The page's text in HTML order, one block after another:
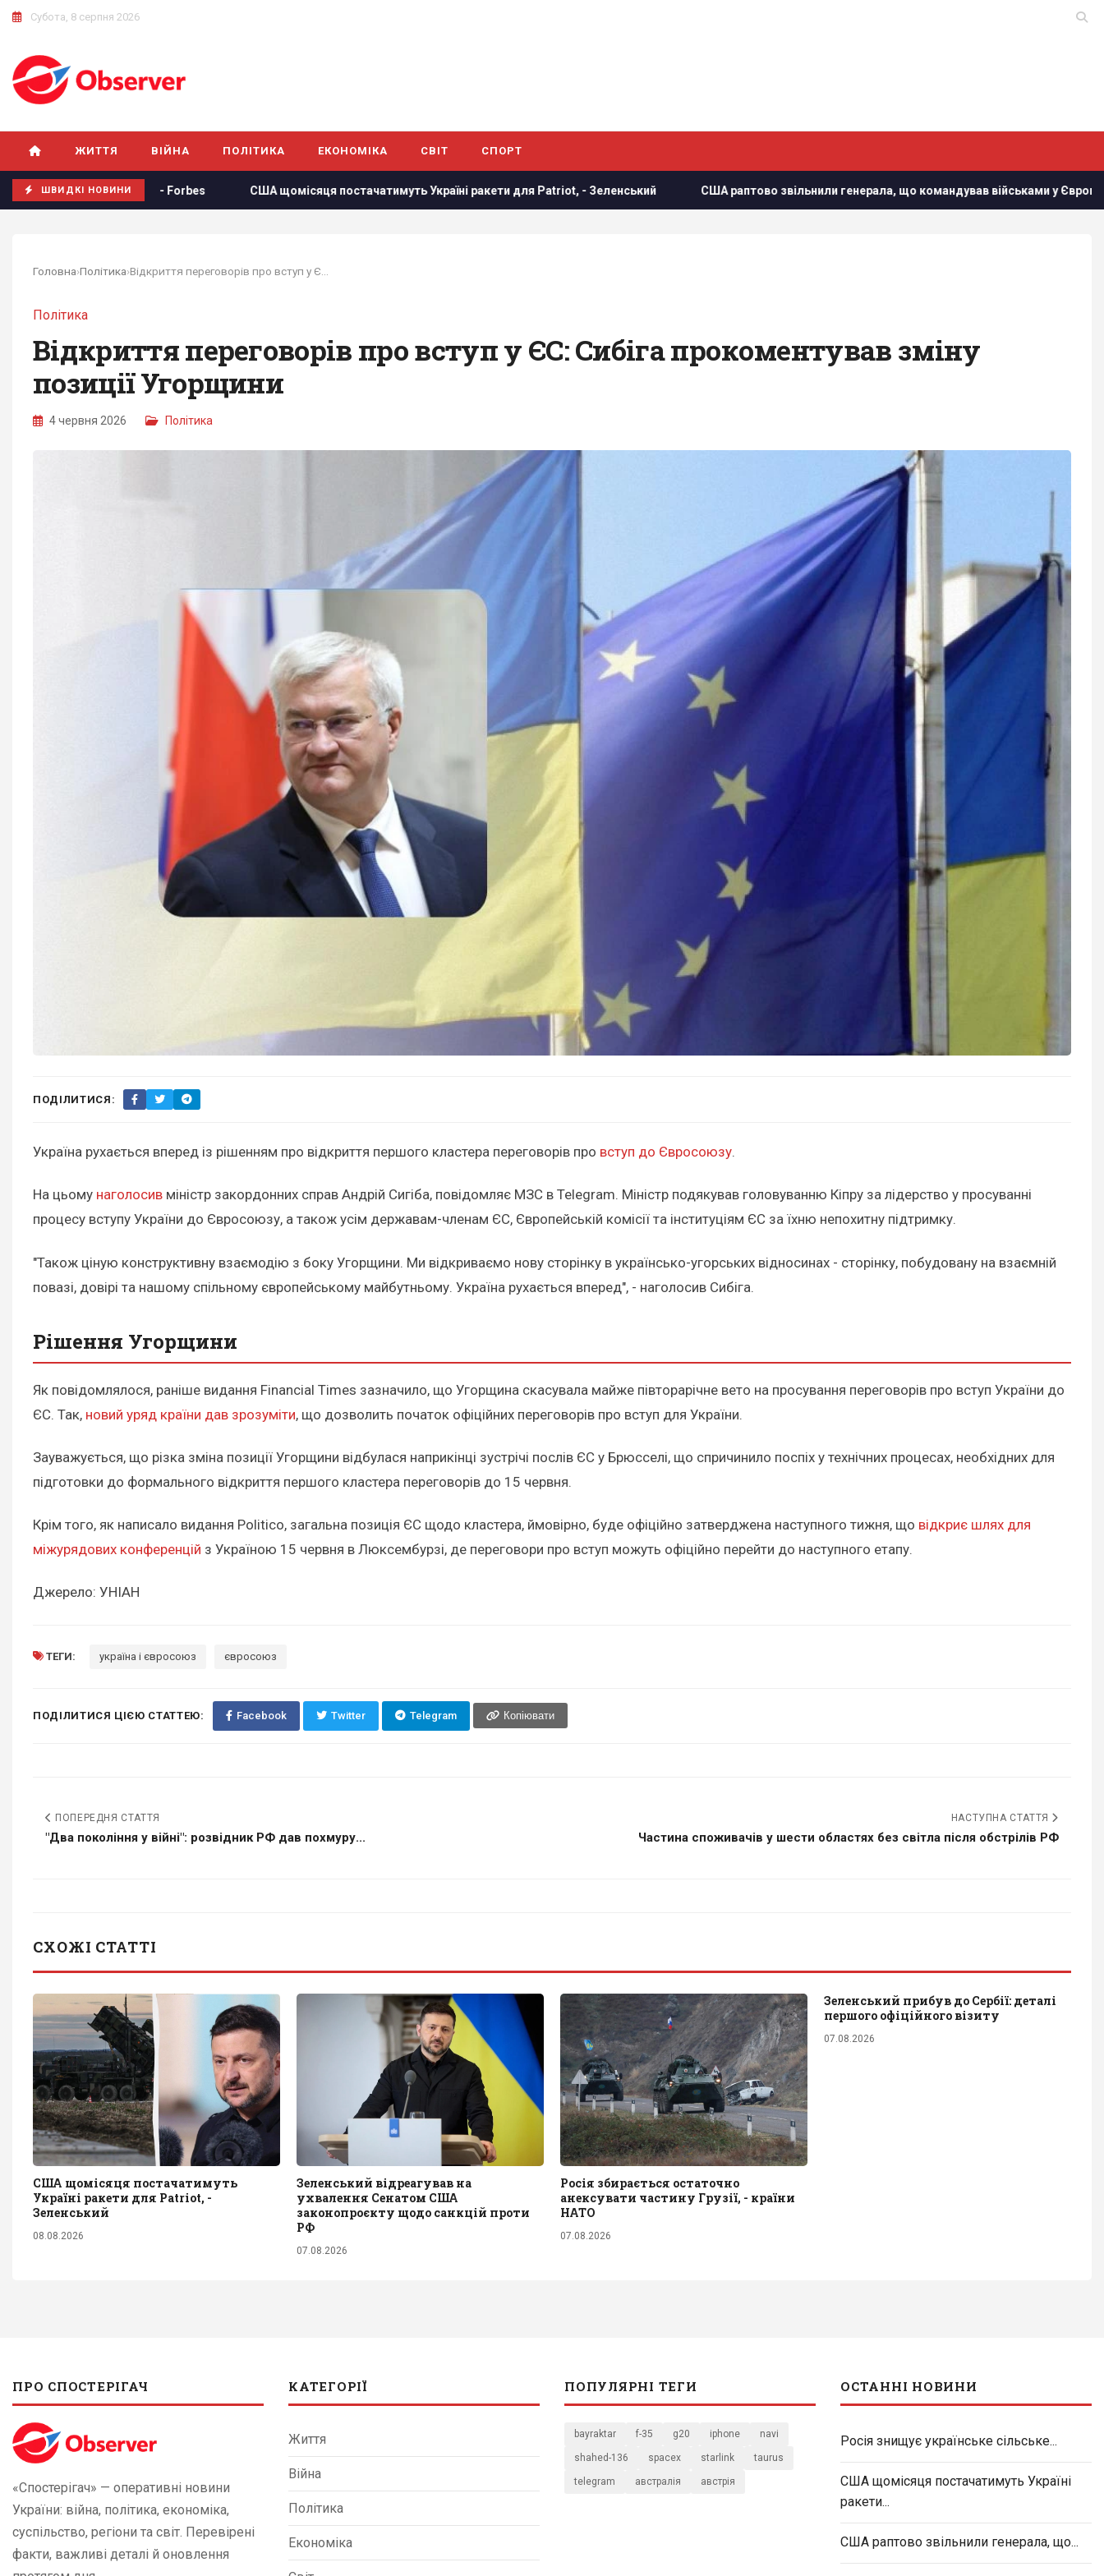
Субота, 8 серпня 2026
ЖИТТЯ ВІЙНА ПОЛІТИКА ЕКОНОМІКА СВІТ СПОРТ
ШВИДКІ НОВИНИ
України, - Forbes США щомісяця постачатимуть Україні ракети для Patriot, - Зеленський США раптово звільнили генерала, що командував військами у Європі У
Головна›Політика›
Політика
Відкриття переговорів про вступ у ЄС: Сибіга прокоментував зміну
позиції Угорщини
4 червня 2026 Політика
ПОДІЛИТИСЯ:
Україна рухається вперед із рішенням про відкриття першого кластера переговорів про вступ до Євросоюзу.
На цьому наголосив міністр закордонних справ Андрій Сигіба, повідомляє МЗС в Telegram. Міністр подякував головуванню Кіпру за лідерство у просуванні
процесу вступу України до Євросоюзу, а також усім державам-членам ЄС, Європейській комісії та інституціям ЄС за їхню непохитну підтримку.
"Також ціную конструктивну взаємодію з боку Угорщини. Ми відкриваємо нову сторінку в українсько-угорських відносинах - сторінку, побудовану на взаємній
повазі, довірі та нашому спільному європейському майбутньому. Україна рухається вперед", - наголосив Сибіга.
Рішення Угорщини
Як повідомлялося, раніше видання Financial Times зазначило, що Угорщина скасувала майже півторарічне вето на просування переговорів про вступ України до
ЄС. Так, новий уряд країни дав зрозуміти, що дозволить початок офіційних переговорів про вступ для України.
Зауважується, що різка зміна позиції Угорщини відбулася наприкінці зустрічі послів ЄС у Брюсселі, що спричинило поспіх у технічних процесах, необхідних для
підготовки до формального відкриття першого кластера переговорів до 15 червня.
Крім того, як написало видання Politico, загальна позиція ЄС щодо кластера, ймовірно, буде офіційно затверджена наступного тижня, що відкриє шлях для
міжурядових конференцій з Україною 15 червня в Люксембурзі, де переговори про вступ можуть офіційно перейти до наступного етапу.
Джерело: УНІАН
ТЕГИ: україна і євросоюз євросоюз
ПОДІЛИТИСЯ ЦІЄЮ СТАТТЕЮ: Facebook Twitter Telegram Копіювати
ПОПЕРЕДНЯ СТАТТЯ
"Два покоління у війні": розвідник РФ дав похмуру...
НАСТУПНА СТАТТЯ
Частина споживачів у шести областях без світла після обстрілів РФ
СХОЖІ СТАТТІ
США щомісяця постачатимуть
Україні ракети для Patriot, -
Зеленський
08.08.2026
Зеленський відреагував на
ухвалення Сенатом США
законопроєкту щодо санкцій проти
РФ
07.08.2026
Росія збирається остаточно
анексувати частину Грузії, - країни
НАТО
07.08.2026
Зеленський прибув до Сербії: деталі
першого офіційного візиту
07.08.2026
ПРО СПОСТЕРІГАЧ
«Спостерігач» — оперативні новини
України: війна, політика, економіка,
суспільство, регіони та світ. Перевірені
факти, важливі деталі й оновлення
КАТЕГОРІЇ
Життя
Війна
Політика
Економіка
ПОПУЛЯРНІ ТЕГИ
bayraktar f-35 g20 iphone navi
shahed-136 spacex starlink taurus
telegram австралія австрія
ОСТАННІ НОВИНИ
Росія знищує українське сільське...
США щомісяця постачатимуть Україні
ракети...
США раптово звільнили генерала, що...